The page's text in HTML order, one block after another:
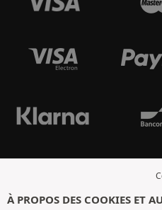
À PROPOS DES COOKIES ET